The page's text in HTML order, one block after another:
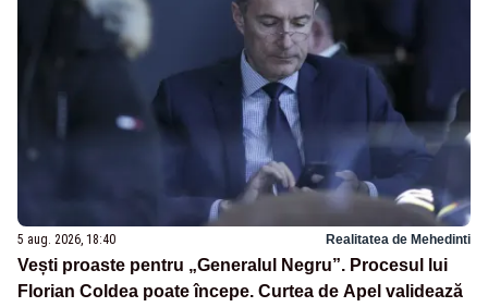
5 aug. 2026, 18:40 Realitatea de Mehedinti
Vești proaste pentru „Generalul Negru”. Procesul lui
Florian Coldea poate începe. Curtea de Apel validează